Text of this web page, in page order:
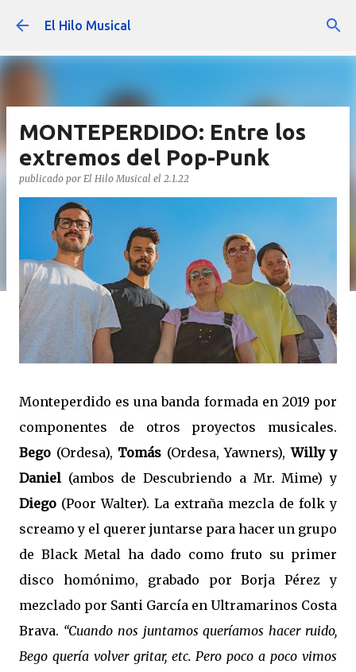
Ir al contenido principal
El Hilo Musical
MONTEPERDIDO: Entre los
extremos del Pop-Punk
publicado por El Hilo Musical el 2.1.22
Monteperdido es una banda formada en 2019 por
componentes de otros proyectos musicales.
Bego (Ordesa), Tomás (Ordesa, Yawners),Willy y
Daniel (ambos de Descubriendo a Mr. Mime) y
Diego (Poor Walter). La extraña mezcla de folk y
screamo y el querer juntarse para hacer un grupo
de Black Metal ha dado como fruto su primer
disco homónimo, grabado por Borja Pérez y
mezclado por Santi García en Ultramarinos Costa
Brava. “Cuando nos juntamos queríamos hacer ruido,
Bego quería volver gritar, etc. Pero poco a poco vimos